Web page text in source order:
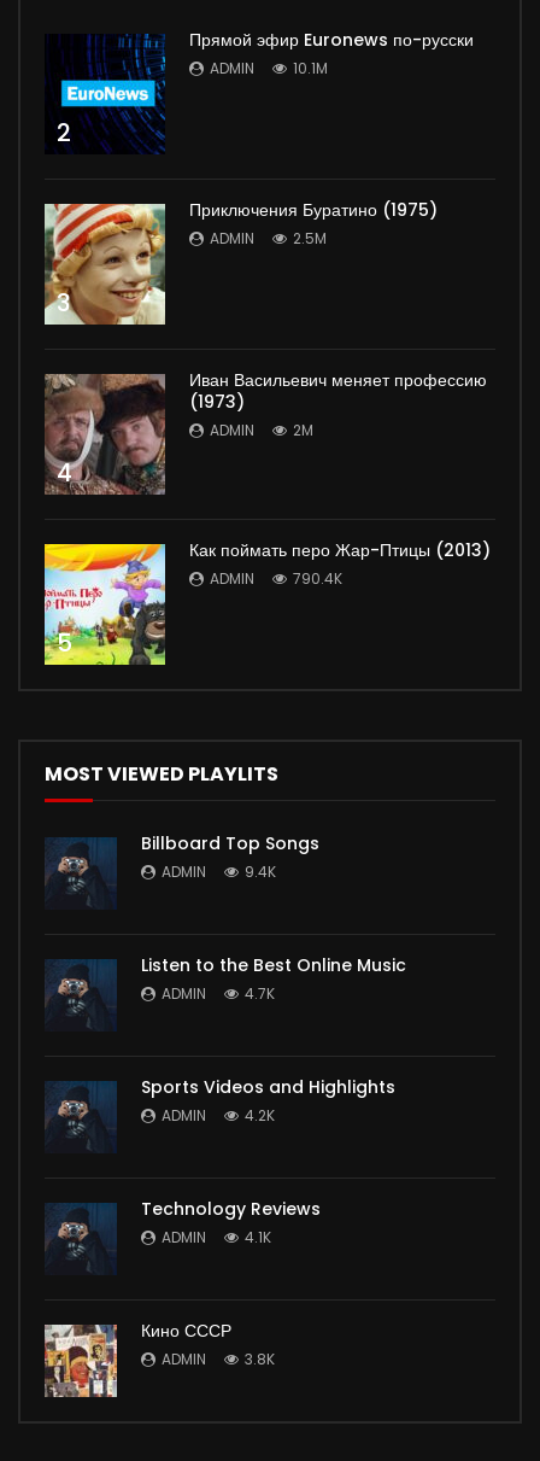
2
Прямой эфир Euronews по-русски
ADMIN 10.1M
3
Приключения Буратино (1975)
ADMIN 2.5M
4
Иван Васильевич меняет профессию
(1973)
ADMIN 2M
5
Как поймать перо Жар-Птицы (2013)
ADMIN 790.4K
MOST VIEWED PLAYLITS
Billboard Top Songs
ADMIN 9.4K
Listen to the Best Online Music
ADMIN 4.7K
Sports Videos and Highlights
ADMIN 4.2K
Technology Reviews
ADMIN 4.1K
Кино СССР
ADMIN 3.8K